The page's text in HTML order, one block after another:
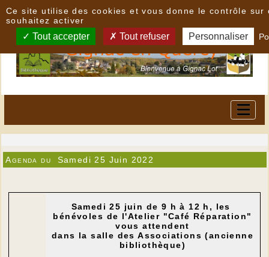
Agenda du Samedi 25 Juin 2022
Samedi 25 juin de 9 h à 12 h, les
bénévoles de l'Atelier "Café Réparation"
vous attendent
dans la salle des Associations (ancienne
bibliothèque)
Ce site utilise des cookies et vous donne le contrôle sur
souhaitez activer
Tout accepter Tout refuser Personnaliser